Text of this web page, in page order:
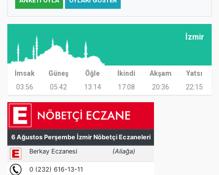
İzmir
İmsak Güneş Öğle İkindi Akşam
Yatsı
03:56
05:42 13:14 17:08 20:36 22:15